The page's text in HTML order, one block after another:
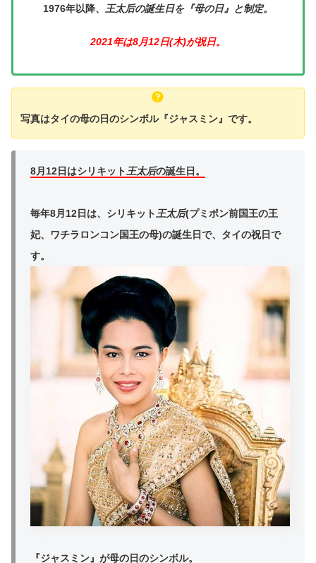
1976年以降、 王太后の誕生日を『母の日』と制定。
2021年は8月12日(木)が祝日。
写真はタイの母の日のシンボル『ジャスミン』です。
8月12日はシリキット 王太后の誕生日。
毎年8月12日は、シリキット 王太后(プミポン前国王の王
妃、ワチラロンコン国王の母)の誕生日で、タイの祝日で
す。
『ジャスミン』が母の日のシンボル。